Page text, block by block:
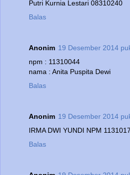
Putri Kurnia Lestari 08310240
Balas
Anonim 19 Desember 2014
npm : 11310044
nama : Anita Puspita Dewi
Balas
Anonim 19 Desember 2014
IRMA DWI YUNDI NPM
Balas